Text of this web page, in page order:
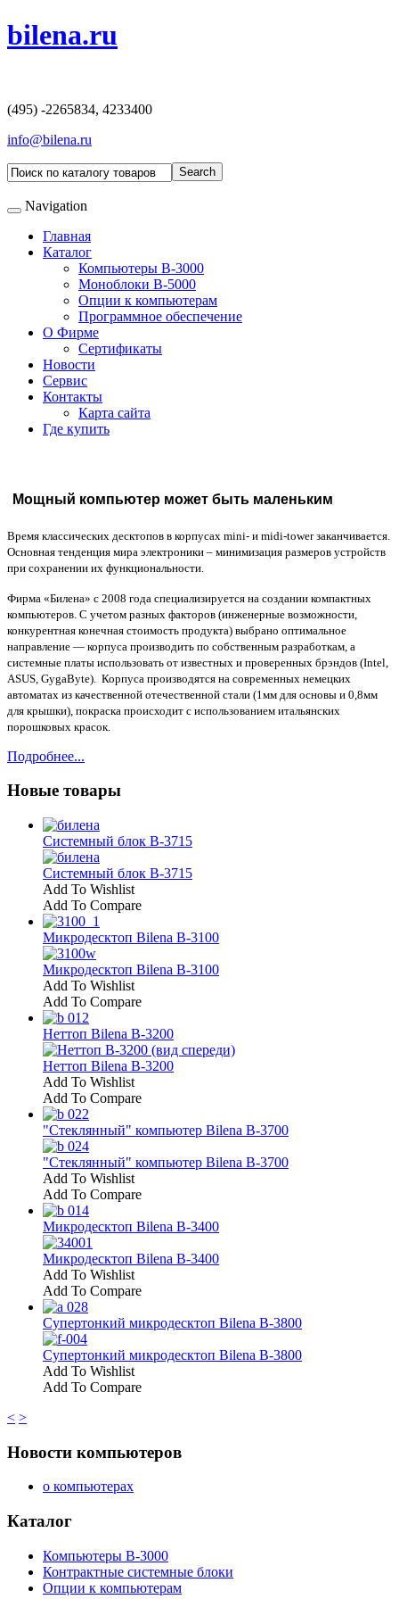
bilena.ru
(495) -2265834, 4233400
info@bilena.ru
Navigation
Главная
Каталог
Компьютеры В-3000
Моноблоки B-5000
Опции к компьютерам
Программное обеспечение
О Фирме
Сертификаты
Новости
Сервис
Контакты
Карта сайта
Где купить
Мощный компьютер может быть маленьким
Время классических десктопов в корпусах mini- и midi-tower заканчивается.
Основная тенденция мира электроники – минимизация размеров устройств
при сохранении их функциональности.
Фирма «Билена» с 2008 года специализируется на создании компактных
компьютеров. С учетом разных факторов (инженерные возможности,
конкурентная конечная стоимость продукта) выбрано оптимальное
направление — корпуса производить по собственным разработкам, а
системные платы использовать от известных и проверенных брэндов (Intel,
ASUS, GygaByte). Корпуса производятся на современных немецких
автоматах из качественной отечественной стали (1мм для основы и 0,8мм
для крышки), покраска происходит с использованием итальянских
порошковых красок.
Подробнее...
Новые товары
Системный блок В-3715
Системный блок В-3715
Add To Wishlist
Add To Compare
Микродесктоп Bilena В-3100
Микродесктоп Bilena В-3100
Add To Wishlist
Add To Compare
Неттоп Bilena В-3200
Неттоп Bilena В-3200
Add To Wishlist
Add To Compare
"Стеклянный" компьютер Bilena B-3700
"Стеклянный" компьютер Bilena B-3700
Add To Wishlist
Add To Compare
Микродесктоп Bilena В-3400
Микродесктоп Bilena В-3400
Add To Wishlist
Add To Compare
Супертонкий микродесктоп Bilena В-3800
Супертонкий микродесктоп Bilena В-3800
Add To Wishlist
Add To Compare
< >
Новости компьютеров
о компьютерах
Каталог
Компьютеры B-3000
Контрактные системные блоки
Опции к компьютерам